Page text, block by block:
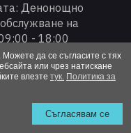
Денонощно
на
- 18:00
Комисията за
Можете да се съгласите с тях
или чрез натискане
влезте тук. Политика за
Съгласявам се